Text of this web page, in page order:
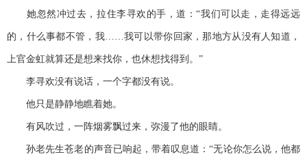
她忽然冲过去，拉住李寻欢的手，道：“我们可以走，走得远远
的，什么事都不管，我……我可以带你回家，那地方从没有人知道，
上官金虹就算还是想来找你，也休想找得到。”
李寻欢没有说话，一个字都没有说。
他只是静静地瞧着她。
有风吹过，一阵烟雾飘过来，弥漫了他的眼睛。
孙老先生苍老的声音已响起，带着叹息道：“无论你怎么说，他都